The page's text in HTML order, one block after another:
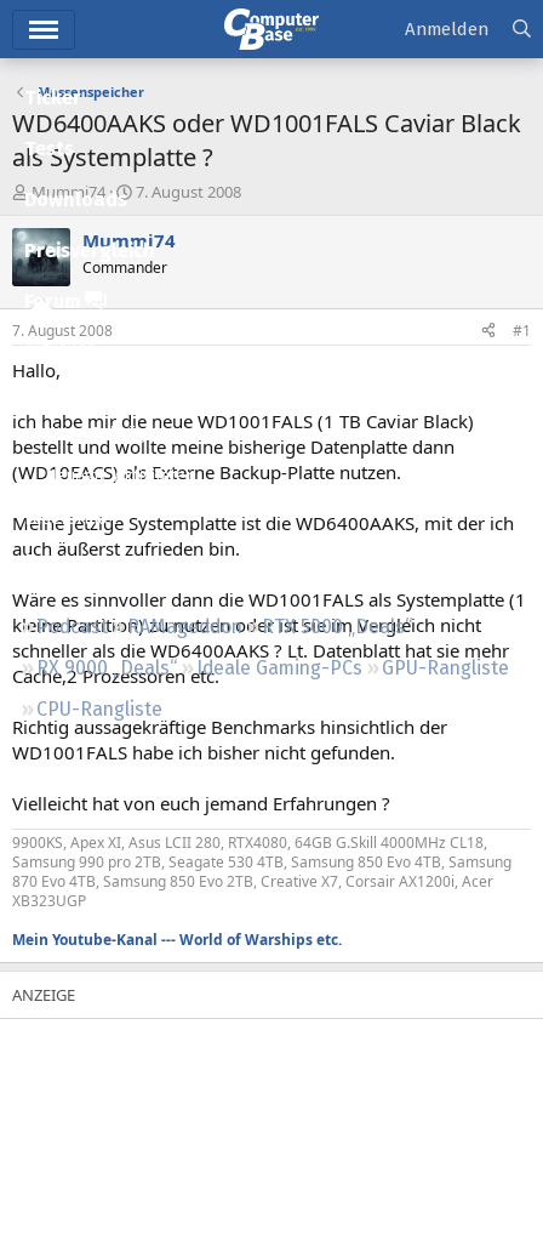
Ticker
Tests
Downloads
Preisvergleich
Forum
Aktuelles
Neue Beiträge
Neueste Aktivitäten
Leserartikel
Regeln
Podcast RAMageddon
RTX 5000 „Deals“
RX 9000 „Deals“
Ideale Gaming-PCs
GPU-Rangliste
CPU-Rangliste
Anmelden
Massenspeicher
WD6400AAKS oder WD1001FALS Caviar Black
als Systemplatte ?
E
r
s
t
e
l
e
r
Mummi74
E
s
e
t
7. August 2008
Mummi74
Commander
7. August 2008 #1
Hallo,
ich habe mir die neue WD1001FALS (1 TB Caviar Black)
bestellt und wollte meine bisherige Datenplatte dann
(WD10EACS) als Externe Backup-Platte nutzen.
Meine jetzige Systemplatte ist die WD6400AAKS, mit der ich
auch äußerst zufrieden bin.
Wäre es sinnvoller dann die WD1001FALS als Systemplatte (1
kleine Partition) zu nutzen oder ist sie im Vergleich nicht
schneller als die WD6400AAKS ? Lt. Datenblatt hat sie mehr
Cache,2 Prozessoren etc.
Richtig aussagekräftige Benchmarks hinsichtlich der
WD1001FALS habe ich bisher nicht gefunden.
Vielleicht hat von euch jemand Erfahrungen ?
9900KS, Apex XI, Asus LCII 280, RTX4080, 64GB G.Skill 4000MHz CL18,
Samsung 990 pro 2TB, Seagate 530 4TB, Samsung 850 Evo 4TB, Samsung
870 Evo 4TB, Samsung 850 Evo 2TB, Creative X7, Corsair AX1200i, Acer
XB323UGP
Mein Youtube-Kanal --- World of Warships etc.